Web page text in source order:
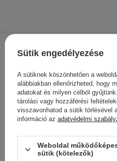
Más
Sütik engedélyezése
A sütiknek köszönhetően a
alábbiakban ellenőrizheted, hogy
adatokat és milyen célból
tárolási vagy hozzáférési
visszavonhatod a sütik törlésével
információ az adatvédelmi
Weboldal
sütik (kötelezők)